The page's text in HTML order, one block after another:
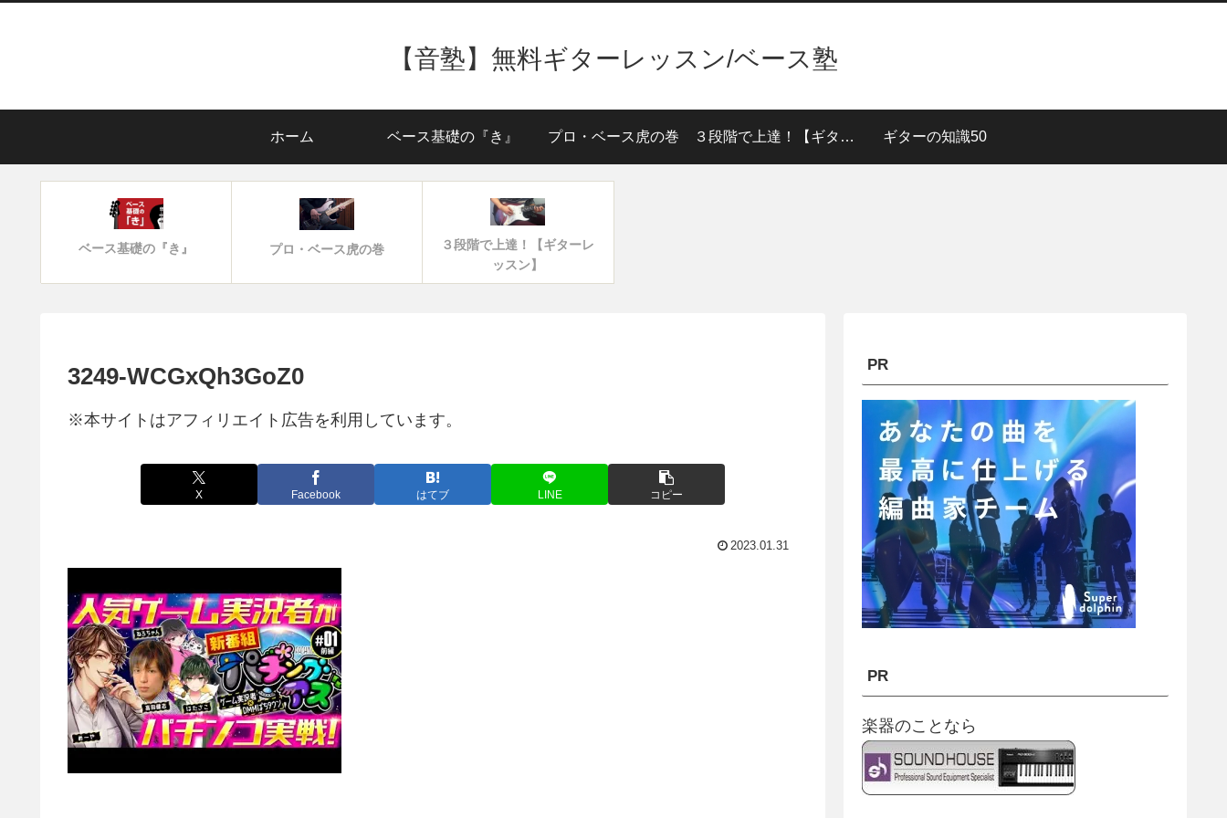
【音塾】無料ギターレッスン/ベース塾
ホーム ベース基礎の『き』 プロ・ベース虎の巻 ３段階で上達！【ギターレッスン】 ギターの知識50
ベース基礎の『き』 プロ・ベース虎の巻
３段階で上達！【ギターレ
ッスン】
3249-WCGxQh3GoZ0
※本サイトはアフィリエイト広告を利用しています。
X Facebook はてブ LINE コピー
2023.01.31
PR
PR
楽器のことなら